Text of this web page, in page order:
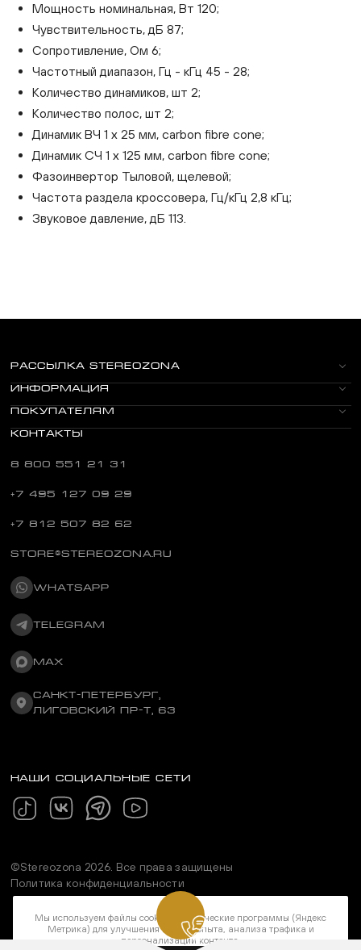
Acoustic Energy AE500 Piano White
Мощность номинальная, Вт 120;
Чувствительность, дБ 87;
Сопротивление, Ом 6;
Частотный диапазон, Гц - кГц 45 - 28;
Количество динамиков, шт 2;
Количество полос, шт 2;
Динамик ВЧ 1 х 25 мм, carbon fibre cone;
Динамик СЧ 1 х 125 мм, carbon fibre cone;
Фазоинвертор Тыловой, щелевой;
Частота раздела кроссовера, Гц/кГц 2,8 кГц;
Звуковое давление, дБ 113.
РАССЫЛКА STEREOZONA
ИНФОРМАЦИЯ
ПОКУПАТЕЛЯМ
КОНТАКТЫ
8 800 551 21 31
+7 495 127 09 29
+7 812 507 82 62
STORE@STEREOZONA.RU
WHATSAPP
TELEGRAM
MAX
САНКТ-ПЕТЕРБУРГ,
ЛИГОВСКИЙ ПР-Т, 63
НАШИ СОЦИАЛЬНЫЕ СЕТИ
©Stereozona 2026. Все права защищены
Политика конфиденциальности
Мы используем файлы cookie и метрические программы (Яндекс
Метрика) для улучшения вашего опыта, анализа трафика и
персонализации контента.